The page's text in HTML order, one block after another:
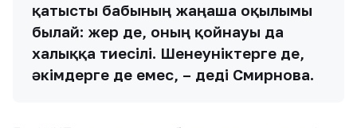
қатысты бабының жаңаша оқылымы
былай: жер де, оның қойнауы да
халыққа тиесілі. Шенеуніктерге де,
әкімдерге де емес, – деді Смирнова.